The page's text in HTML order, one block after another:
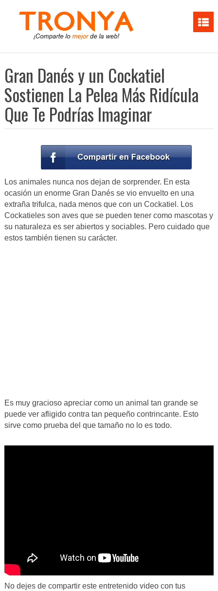
Gran Danés y un Cockatiel
Sostienen La Pelea Más Ridícula
Que Te Podrías Imaginar
Los animales nunca nos dejan de sorprender. En esta
ocasión un enorme Gran Danés se vio envuelto en una
extraña trifulca, nada menos que con un Cockatiel. Los
Cockatieles son aves que se pueden tener como mascotas y
su naturaleza es ser abiertos y sociables. Pero cuidado que
estos también tienen su carácter.
Es muy gracioso apreciar como un animal tan grande se
puede ver afligido contra tan pequeño contrincante. Esto
sirve como prueba del que tamaño no lo es todo.
No dejes de compartir este entretenido video con tus